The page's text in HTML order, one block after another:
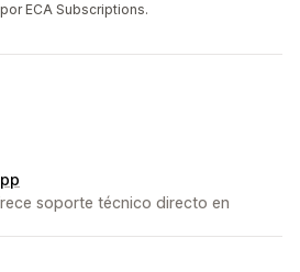
ECA Subscriptions.
soporte técnico directo en